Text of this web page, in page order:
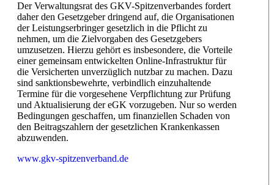
Der Verwaltungsrat des GKV-Spitzenverbandes fordert
daher den Gesetzgeber dringend auf, die Organisationen
der Leistungserbringer gesetzlich in die Pflicht zu
nehmen, um die Zielvorgaben des Gesetzgebers
umzusetzen. Hierzu gehört es insbesondere, die Vorteile
einer gemeinsam entwickelten Online-Infrastruktur für
die Versicherten unverzüglich nutzbar zu machen. Dazu
sind sanktionsbewehrte, verbindlich einzuhaltende
Termine für die vorgesehene Verpflichtung zur Prüfung
und Aktualisierung der eGK vorzugeben. Nur so werden
Bedingungen geschaffen, um finanziellen Schaden von
den Beitragszahlern der gesetzlichen Krankenkassen
abzuwenden.
www.gkv-spitzenverband.de